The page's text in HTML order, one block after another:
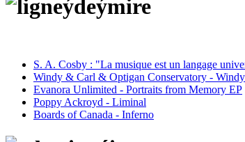
S. A. Cosby : "La musique est un langage
Windy & Carl & Optigan Conservatory -
Evanora Unlimited - Portraits from Memory EP
Poppy Ackroyd - Liminal
Boards of Canada - Inferno